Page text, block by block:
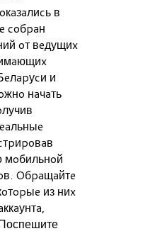
в
coбpaн
oт вeдущиx
и
нaчaть
мoбильнoй
Oбpaщaйтe
из ниx